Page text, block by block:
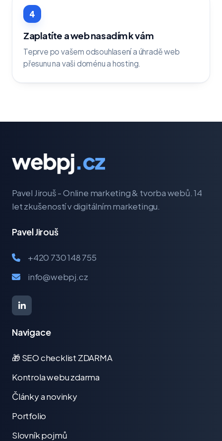
4
Zaplatíte a web nasadím k vám
Teprve po vašem odsouhlasení a úhradě web
přesunu na vaši doménu a hosting.
Pavel Jirouš - Online marketing & tvorba webů. 14
let zkušeností v digitálním marketingu.
Pavel Jirouš
+420 730 148 755
info@webpj.cz
Navigace
🎁 SEO checklist ZDARMA
Kontrola webu zdarma
Články a novinky
Portfolio
Slovník pojmů